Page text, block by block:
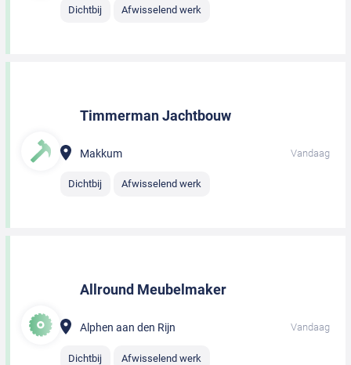
Dichtbij Afwisselend werk
Timmerman Jachtbouw
Makkum Vandaag
Dichtbij Afwisselend werk
Allround Meubelmaker
Alphen aan den Rijn Vandaag
Dichtbij Afwisselend werk